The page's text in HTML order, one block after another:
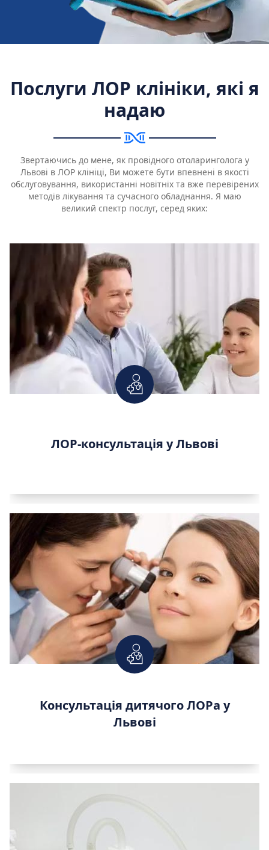
Послуги ЛОР клініки, які я
надаю
Звертаючись до мене, як провідного отоларинголога у
Львові в ЛОР клініці, Ви можете бути впевнені в якості
обслуговування, використанні новітніх та вже перевірених
методів лікування та сучасного обладнання. Я маю
великий спектр послуг, серед яких:
ЛОР-консультація у Львові
Консультація дитячого ЛОРа у
Львові